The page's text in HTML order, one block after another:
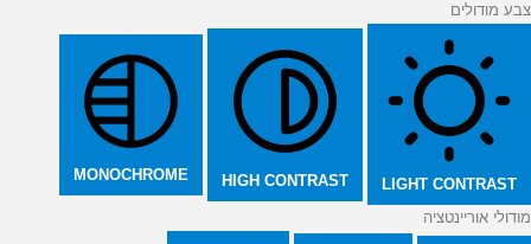
צבע מודולים
LIGHT CONTRAST
HIGH CONTRAST
MONOCHROME
מודולי אוריינטציה